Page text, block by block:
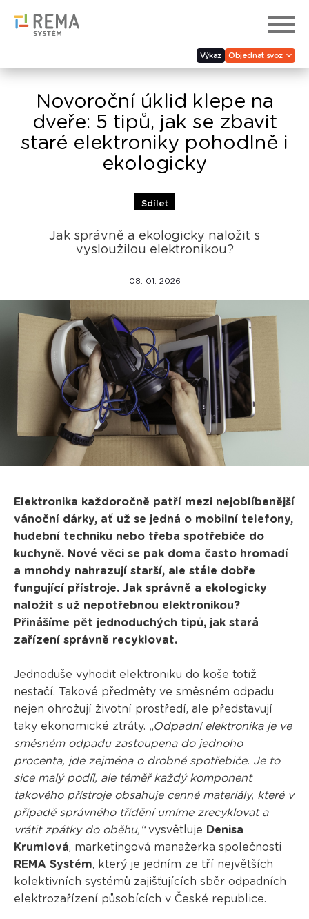
Výkaz Objednat svoz
Novoroční úklid klepe na
dveře: 5 tipů, jak se zbavit
staré elektroniky pohodlně i
ekologicky
Sdílet
Jak správně a ekologicky naložit s
vysloužilou elektronikou?
08. 01. 2026
Elektronika každoročně patří mezi nejoblíbenější
vánoční dárky, ať už se jedná o mobilní telefony,
hudební techniku nebo třeba spotřebiče do
kuchyně. Nové věci se pak doma často hromadí
a mnohdy nahrazují starší, ale stále dobře
fungující přístroje. Jak správně a ekologicky
naložit s už nepotřebnou elektronikou?
Přinášíme pět jednoduchých tipů, jak stará
zařízení správně recyklovat.
Jednoduše vyhodit elektroniku do koše totiž
nestačí. Takové předměty ve směsném odpadu
nejen ohrožují životní prostředí, ale představují
taky ekonomické ztráty. „Odpadní elektronika je ve
směsném odpadu zastoupena do jednoho
procenta, jde zejména o drobné spotřebiče. Je to
sice malý podíl, ale téměř každý komponent
takového přístroje obsahuje cenné materiály, které v
případě správného třídění umíme zrecyklovat a
vrátit zpátky do oběhu,“vysvětluje Denisa
Krumlová, marketingová manažerka společnosti
REMA Systém, který je jedním ze tří největších
kolektivních systémů zajišťujících sběr odpadních
elektrozařízení působících v České republice.